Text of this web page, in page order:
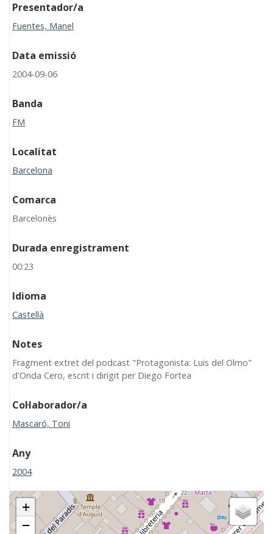
Presentador/a
Fuentes, Manel
Data emissió
2004-09-06
Banda
FM
Localitat
Barcelona
Comarca
Barcelonès
Durada enregistrament
00:23
Idioma
Castellà
Notes
Fragment extret del podcast "Protagonista: Luis del Olmo"
d'Onda Cero, escrit i dirigit per Diego Fortea
Col·laborador/a
Mascaró, Toni
Any
2004
+
−